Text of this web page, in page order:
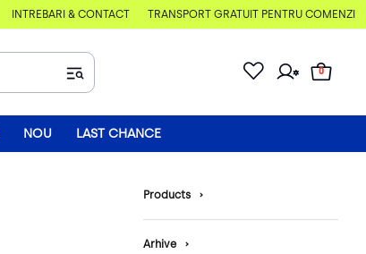
ÎNTREBĂRI & CONTACT TRANSPORT GRATUIT PENTRU COMENZI
0
NOU LAST CHANCE
Products ›
Arhive ›